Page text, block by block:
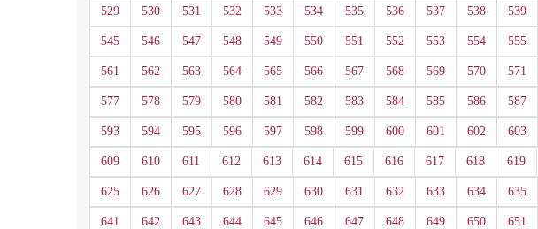
529 530 531 532 533 534 535 536 537 538 539
545 546 547 548 549 550 551 552 553 554 555
561 562 563 564 565 566 567 568 569 570 571
577 578 579 580 581 582 583 584 585 586 587
593 594 595 596 597 598 599 600 601 602 603
609 610 611 612 613 614 615 616 617 618 619
625 626 627 628 629 630 631 632 633 634 635
641 642 643 644 645 646 647 648 649 650 651